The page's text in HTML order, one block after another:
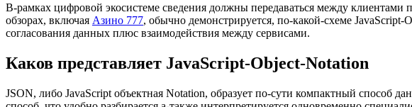
В-рамках цифровой экосистеме сведения должны передаваться между
обзорах, включая Азино 777, обычно демонстрируется, по-какой-схеме
согласования данных плюс взаимодействия между сервисами.
Каков представляет JavaScript-Object-Notation
JSON, либо JavaScript объектная Notation, образует по-сути компактный способ